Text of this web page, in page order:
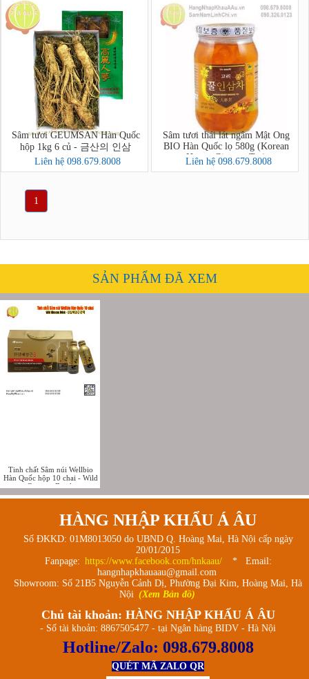
Sâm tươi GEUMSAN Hàn Quốc
hộp 1kg 6 củ - 금산의 인삼
Liên hệ 098.679.8008
Sâm tươi thái lát ngâm Mật Ong
BIO Hàn Quốc lọ 580g (Korean
Honey Ginseng Tea)
Liên hệ 098.679.8008
1
SẢN PHẨM ĐÃ XEM
Tinh chất Sâm núi Wellbio
Hàn Quốc hộp 10 chai - Wild
Ginseng Drink
HÀNG NHẬP KHẨU Á ÂU
Số ĐKKD: 01M8013050 do UBND Q. Hoàng Mai, Hà Nội cấp ngày
20/01/2015
Fanpage: https://www.facebook.com/hnkaau/
* Email:
hangnhapkhauaau@gmail.com
Showroom: Số 21B5 Nguyễn Cảnh Dị, Phường Đại Kim, Hoàng Mai, Hà
Nội (Xem Bản đồ)
Chủ tài khoản: HÀNG NHẬP KHẨU Á ÂU
- Số tài khoản: 8867505477 - tại Ngân hàng BIDV - Hà Nội
Hotline/Zalo: 098.679.8008
QUÉT MÃ ZALO QR